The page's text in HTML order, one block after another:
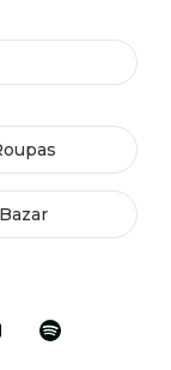
Bazar